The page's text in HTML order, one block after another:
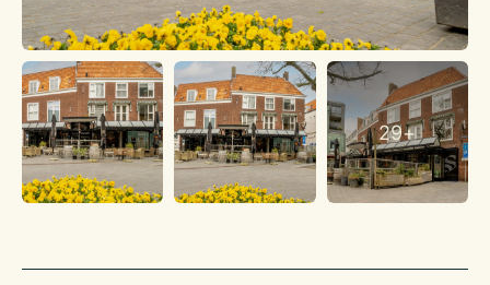
chef-kok heeft een jaarurennorm contract voor 2 dagen in de
week. Daarnaast is er een medewerker die werkt in een
leer/werk constructie. Verder zijn er enkele medewerkers met
een 0-uren contract.
De heer B. Brinkman
Regiomanager Zeeland
Telefoon | 06 -53960241 | 033-2581330
E-mail | b.brinkman@klaassenbv.nl
29+